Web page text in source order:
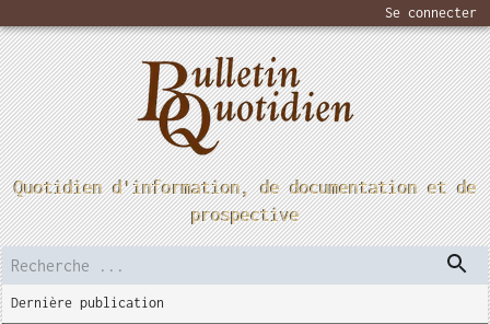
Se connecter
Quotidien d'information, de documentation et de
prospective
Dernière publication